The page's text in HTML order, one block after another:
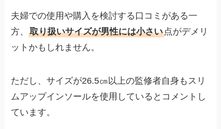
夫婦での使用や購入を検討する口コミがある一
方、取り扱いサイズが男性には小さい点がデメリ
ットかもしれません。
ただし、サイズが26.5㎝以上の監修者自身もスリ
ムアップインソールを使用しているとコメントし
ています。